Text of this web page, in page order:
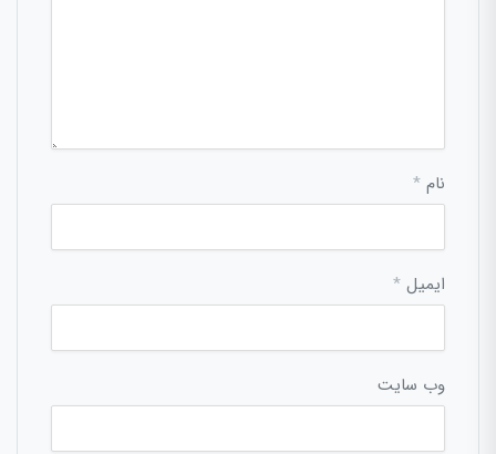
نام *
ایمیل *
وب‌ سایت